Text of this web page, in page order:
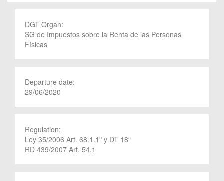
DGT Organ:
SG de Impuestos sobre la Renta de las Personas
Físicas
Departure date:
29/06/2020
Regulation:
Ley 35/2006 Art. 68.1.1º y DT 18ª
RD 439/2007 Art. 54.1